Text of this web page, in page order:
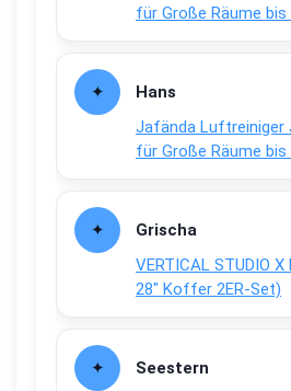
für Große Räume bis
Hans
Jafända Luftreiniger
für Große Räume bis
Grischa
VERTICAL STUDIO
28″ Koffer 2ER-Set)
Seestern